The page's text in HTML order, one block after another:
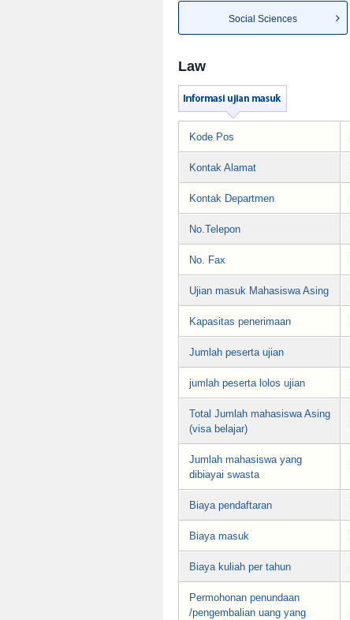
Social Sciences
Law
Kode Pos
Kontak Alamat
Kontak Departmen
No.Telepon
No. Fax
Ujian masuk Mahasiswa Asing
Kapasitas penerimaan
Jumlah peserta ujian
jumlah peserta lolos ujian
Total Jumlah mahasiswa Asing
(visa belajar)
Jumlah mahasiswa yang
dibiayai swasta
Biaya pendaftaran
Biaya masuk
Biaya kuliah per tahun
Permohonan penundaan
/pengembalian uang yang